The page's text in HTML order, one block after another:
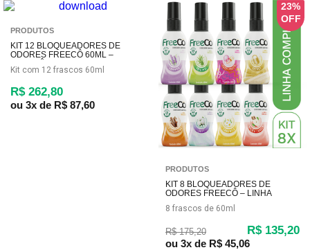
PRODUTOS
KIT 12 BLOQUEADORES DE
ODORES FREECÔ 60ML –
FRAGRÂNCIAS SORTIDAS
Kit com 12 frascos 60ml
R$ 262,80
ou 3x de R$ 87,60
23%
PRODUTOS
KIT 8 BLOQUEADORES DE
ODORES FREECÔ – LINHA
COMPLETA (480ML TOTAL)
8 frascos de 60ml
R$ 175,20 R$ 135,20
ou 3x de R$ 45,06